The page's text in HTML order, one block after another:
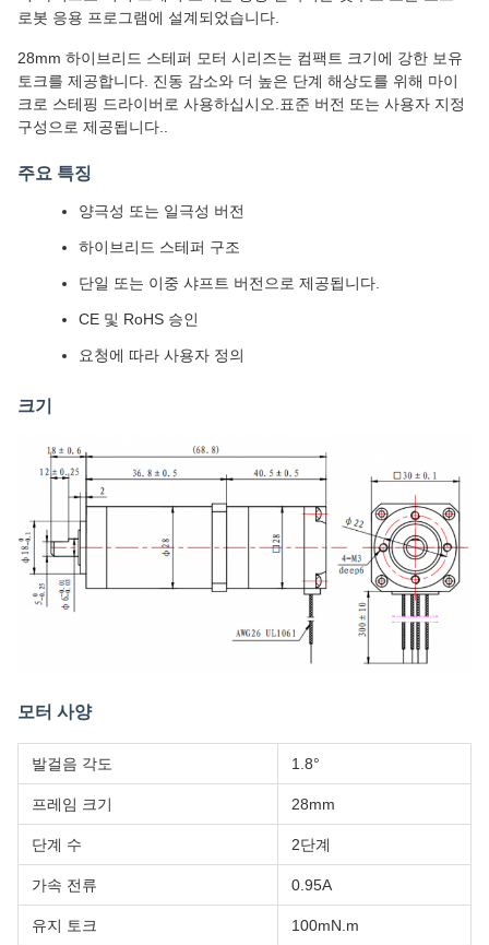
로봇 응용 프로그램에 설계되었습니다.
28mm 하이브리드 스테퍼 모터 시리즈는 컴팩트 크기에 강한 보유
토크를 제공합니다. 진동 감소와 더 높은 단계 해상도를 위해 마이
크로 스테핑 드라이버로 사용하십시오.표준 버전 또는 사용자 지정
구성으로 제공됩니다..
주요 특징
양극성 또는 일극성 버전
하이브리드 스테퍼 구조
단일 또는 이중 샤프트 버전으로 제공됩니다.
CE 및 RoHS 승인
요청에 따라 사용자 정의
크기
모터 사양
발걸음 각도 1.8°
프레임 크기 28mm
단계 수 2단계
가속 전류 0.95A
유지 토크 100mN.m